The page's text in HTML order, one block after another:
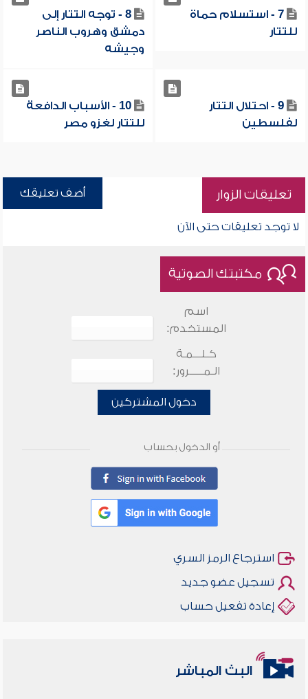
7 - استسلام حماة
للتتار
8 - توجه التتار إلى
دمشق وهروب الناصر
وجيشه
9 - احتلال التتار
لفلسطين
10 - الأسباب الدافعة
للتتار لغزو مصر
تعليقات الزوار أضف تعليقك
لا توجد تعليقات حتى الآن
مكتبتك الصوتية
اسم
المستخدم:
كـلـــمـة
الـمـــــرور:
دخول المشتركين
أو الدخول بحساب
استرجاع الرمز السري
تسجيل عضو جديد
إعادة تفعيل حساب
البث المباشر